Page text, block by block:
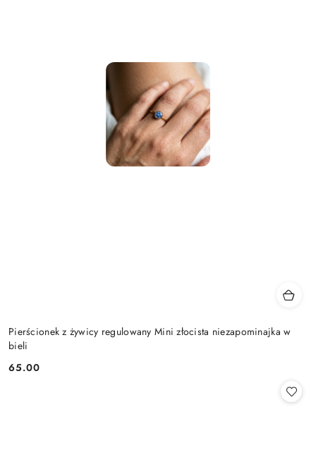
Pierścionek z żywicy regulowany Mini złocista niezapominajka w
bieli
Cena:
65.00